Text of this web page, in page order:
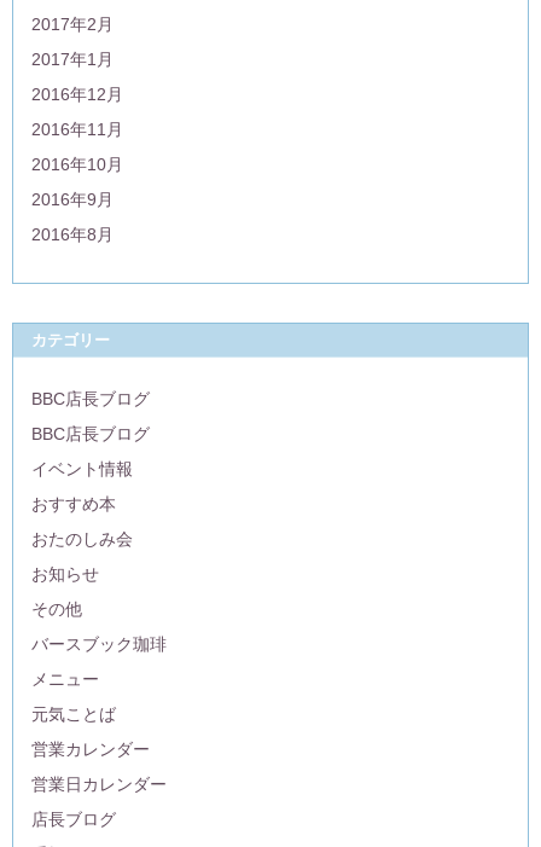
2017年2月
2017年1月
2016年12月
2016年11月
2016年10月
2016年9月
2016年8月
カテゴリー
BBC店長ブログ
BBC店長ブログ
イベント情報
おすすめ本
おたのしみ会
お知らせ
その他
バースブック珈琲
メニュー
元気ことば
営業カレンダー
営業日カレンダー
店長ブログ